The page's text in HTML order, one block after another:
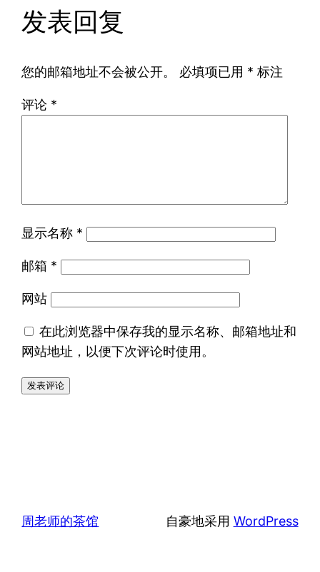
发表回复
您的邮箱地址不会被公开。 必填项已用 * 标注
评论 *
显示名称 *
邮箱 *
网站
在此浏览器中保存我的显示名称、邮箱地址和
网站地址，以便下次评论时使用。
周老师的茶馆 自豪地采用 WordPress